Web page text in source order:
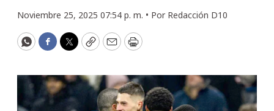
Noviembre 25, 2025 07:54 p. m. • Por Redacción D10
WhatsApp
Facebook
Twitter
CopyEmailPrint